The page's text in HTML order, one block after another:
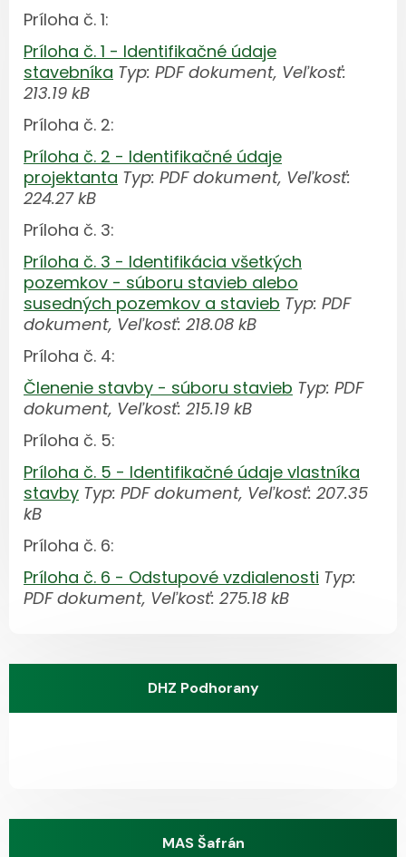
Príloha č. 1:
Príloha č. 1 - Identifikačné údaje
stavebníka Typ: PDF dokument, Veľkosť:
213.19 kB
Príloha č. 2:
Príloha č. 2 - Identifikačné údaje
projektanta Typ: PDF dokument, Veľkosť:
224.27 kB
Príloha č. 3:
Príloha č. 3 - Identifikácia všetkých
pozemkov - súboru stavieb alebo
susedných pozemkov a stavieb Typ: PDF
dokument, Veľkosť: 218.08 kB
Príloha č. 4:
Členenie stavby - súboru stavieb Typ: PDF
dokument, Veľkosť: 215.19 kB
Príloha č. 5:
Príloha č. 5 - Identifikačné údaje vlastníka
stavby Typ: PDF dokument, Veľkosť: 207.35
kB
Príloha č. 6:
Príloha č. 6 - Odstupové vzdialenosti Typ:
PDF dokument, Veľkosť: 275.18 kB
DHZ Podhorany
MAS Šafrán